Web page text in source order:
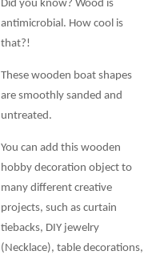
Did you know? Wood is
antimicrobial. How cool is
that?!
These wooden boat shapes
are smoothly sanded and
untreated.
You can add this wooden
hobby decoration object to
many different creative
projects, such as curtain
tiebacks, DIY jewelry
(Necklace), table decorations,